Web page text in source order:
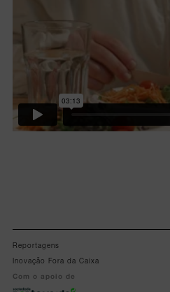
Reportagens
Inovação Fora da Caixa
Com o apoio de